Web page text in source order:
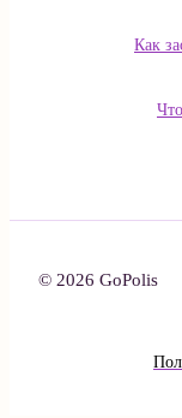
Как
© 2026 GoPolis